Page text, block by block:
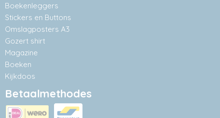
Boekenleggers
Stickers en Buttons
Omslagposters A3
Gozert shirt
Magazine
Boeken
Kijkdoos
Betaalmethodes